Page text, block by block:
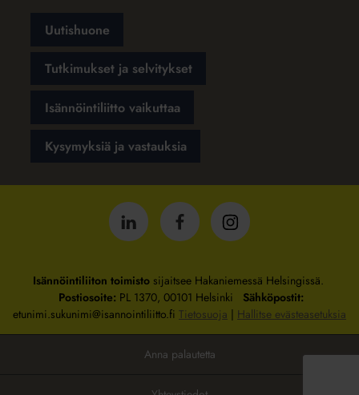
Uutishuone
Tutkimukset ja selvitykset
Isännöintiliitto vaikuttaa
Kysymyksiä ja vastauksia
IsännöintiliittoIsännöintiliittoIsännöintiliitto
Isännöintiliiton toimistosijaitsee Hakaniemessä Helsingissä.
Postiosoite: PL 1370, 00101 Helsinki Sähköpostit:
etunimi.sukunimi@isannointiliitto.fi Tietosuoja | Hallitse evästeasetuksia
Anna palautetta